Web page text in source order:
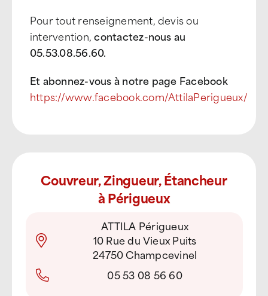
Pour tout renseignement, devis ou
intervention,contactez-nous au
05.53.08.56.60.
Et abonnez-vous à notre page Facebook
https://www.facebook.com/AttilaPerigueux/
Couvreur, Zingueur, Étancheur
à Périgueux
ATTILA Périgueux
10 Rue du Vieux Puits
24750 Champcevinel
05 53 08 56 60